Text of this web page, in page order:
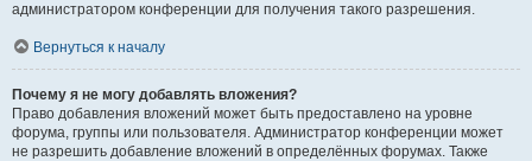
администратором конференции для получения такого разрешения.
Вернуться к началу
Почему я не могу добавлять вложения?
Право добавления вложений может быть предоставлено на уровне
форума, группы или пользователя. Администратор конференции может
не разрешить добавление вложений в определённых форумах. Также